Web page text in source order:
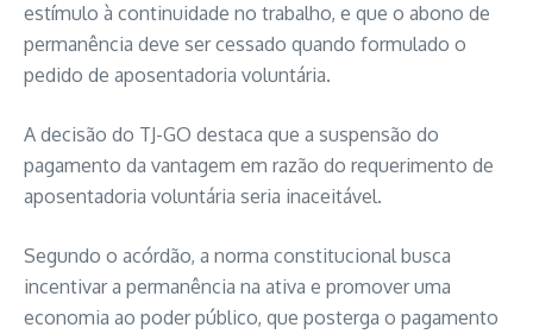
estímulo à continuidade no trabalho, e que o abono de
permanência deve ser cessado quando formulado o
pedido de aposentadoria voluntária.
A decisão do TJ-GO destaca que a suspensão do
pagamento da vantagem em razão do requerimento de
aposentadoria voluntária seria inaceitável.
Segundo o acórdão, a norma constitucional busca
incentivar a permanência na ativa e promover uma
economia ao poder público, que posterga o pagamento